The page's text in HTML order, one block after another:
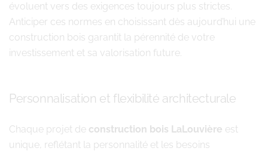
évoluent vers des exigences toujours plus strictes.
Anticiper ces normes en choisissant dès aujourd’hui une
construction bois garantit la pérennité de votre
investissement et sa valorisation future.
Personnalisation et flexibilité architecturale
Chaque projet de construction bois LaLouvière est
unique, reflétant la personnalité et les besoins